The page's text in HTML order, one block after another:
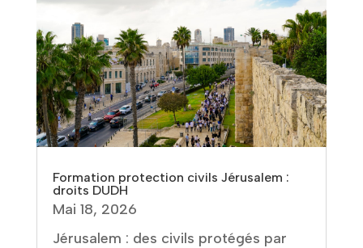
Formation protection civils Jérusalem :
droits DUDH
Mai 18, 2026
Jérusalem : des civils protégés par